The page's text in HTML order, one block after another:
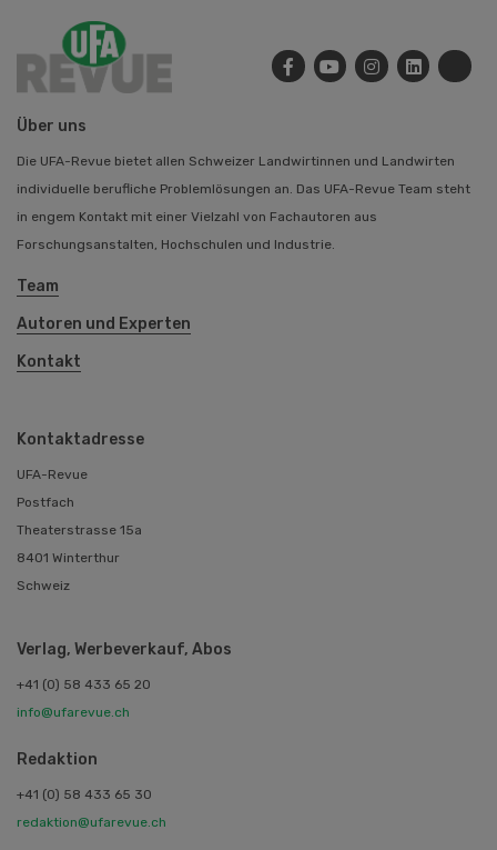
Über uns
Die UFA-Revue bietet allen Schweizer Landwirtinnen und Landwirten
individuelle berufliche Problemlösungen an. Das UFA-Revue Team steht
in engem Kontakt mit einer Vielzahl von Fachautoren aus
Forschungsanstalten, Hochschulen und Industrie.
Team
Autoren und Experten
Kontakt
Kontaktadresse
UFA-Revue
Postfach
Theaterstrasse 15a
8401 Winterthur
Schweiz
Verlag, Werbeverkauf, Abos
+41 (0) 58 433 65 20
info@ufarevue.ch
Redaktion
+41 (0) 58 433 65 30
redaktion@ufarevue.ch